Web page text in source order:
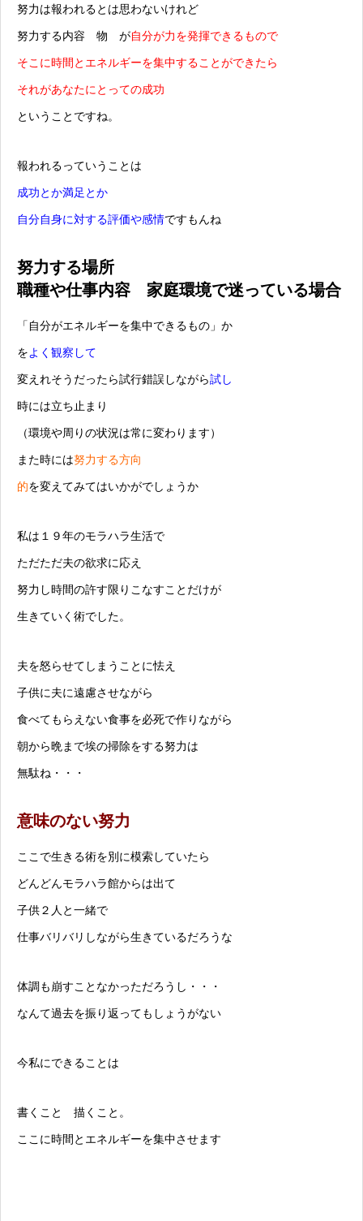
努力は報われるとは思わないけれど
努力する内容 物 が自分が力を発揮できるもので
そこに時間とエネルギーを集中することができたら
それがあなたにとっての成功
ということですね。
報われるっていうことは
成功とか満足とか
自分自身に対する評価や感情ですもんね
努力する場所
職種や仕事内容 家庭環境で迷っている場合
「自分がエネルギーを集中できるもの」か
をよく観察して
変えれそうだったら試行錯誤しながら試し
時には立ち止まり
（環境や周りの状況は常に変わります）
また時には努力する方向
的を変えてみてはいかがでしょうか
私は１９年のモラハラ生活で
ただただ夫の欲求に応え
努力し時間の許す限りこなすことだけが
生きていく術でした。
夫を怒らせてしまうことに怯え
子供に夫に遠慮させながら
食べてもらえない食事を必死で作りながら
朝から晩まで埃の掃除をする努力は
無駄ね・・・
意味のない努力
ここで生きる術を別に模索していたら
どんどんモラハラ館からは出て
子供２人と一緒で
仕事バリバリしながら生きているだろうな
体調も崩すことなかっただろうし・・・
なんて過去を振り返ってもしょうがない
今私にできることは
書くこと 描くこと。
ここに時間とエネルギーを集中させます